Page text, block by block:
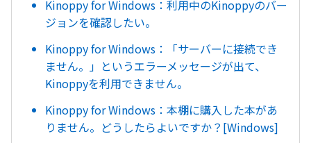
Kinoppy for Windows：利用中のKinoppyのバー
ジョンを確認したい。
Kinoppy for Windows：「サーバーに接続でき
ません。」というエラーメッセージが出て、
Kinoppyを利用できません。
Kinoppy for Windows：本棚に購入した本があ
りません。どうしたらよいですか？[Windows]